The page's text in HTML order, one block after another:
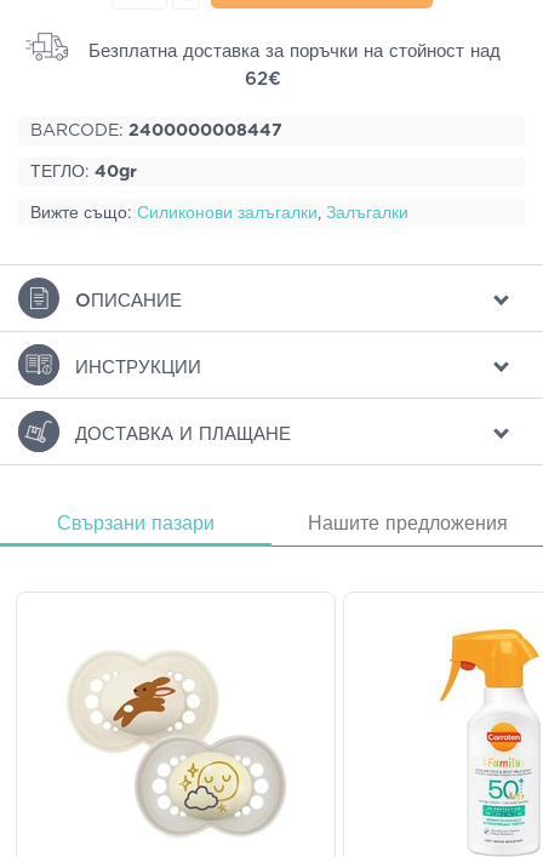
Безплатна доставка за поръчки на стойност над
62€
BARCODE: 2400000008447
ТЕГЛО: 40gr
Вижте също: Силиконови залъгалки Залъгалки
ΟПИСАНИЕ
ИНСТРУКЦИИ
ДОСТАВКА И ПЛАЩАНЕ
Свързани пазари Нашите предложения